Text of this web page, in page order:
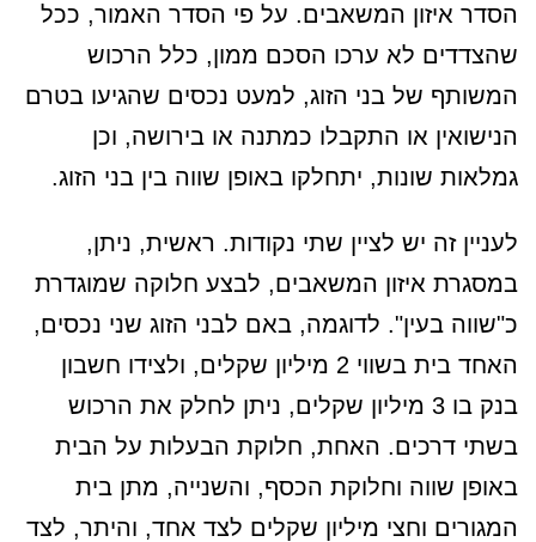
הסדר איזון המשאבים. על פי הסדר האמור, ככל
שהצדדים לא ערכו הסכם ממון, כלל הרכוש
המשותף של בני הזוג, למעט נכסים שהגיעו בטרם
הנישואין או התקבלו כמתנה או בירושה, וכן
גמלאות שונות, יתחלקו באופן שווה בין בני הזוג.
לעניין זה יש לציין שתי נקודות. ראשית, ניתן,
במסגרת איזון המשאבים, לבצע חלוקה שמוגדרת
כ"שווה בעין". לדוגמה, באם לבני הזוג שני נכסים,
האחד בית בשווי 2 מיליון שקלים, ולצידו חשבון
בנק בו 3 מיליון שקלים, ניתן לחלק את הרכוש
בשתי דרכים. האחת, חלוקת הבעלות על הבית
באופן שווה וחלוקת הכסף, והשנייה, מתן בית
המגורים וחצי מיליון שקלים לצד אחד, והיתר, לצד